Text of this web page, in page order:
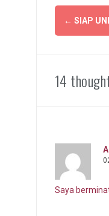
pos
← SIAP
14
Saya